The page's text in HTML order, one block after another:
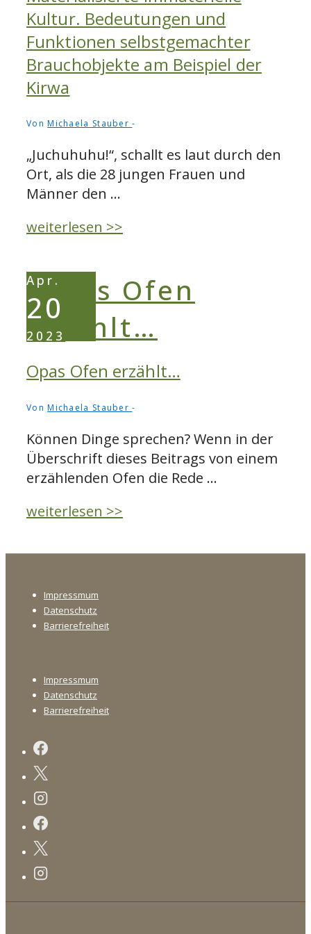
Kultur. Bedeutungen und
Funktionen selbstgemachter
Brauchobjekte am Beispiel der
Kirwa
VonMichaela Stauber
„Juchuhuhu!“, schallt es laut durch den
Ort, als die 28 jungen Frauen und
Männer den …
Materialisierte
Bedeutungen
und
Funktionen
selbstgemachter
Brauchobjekte
am
Beispiel
Kirwa
weiterlesen >>
Apr.
20
2023
Opas Ofen erzählt…
VonMichaela Stauber
Können Dinge sprechen? Wenn in der
Überschrift dieses Beitrags von einem
erzählenden Ofen die Rede …
Opas
erzählt…
weiterlesen >>
MenüImpressmum
Datenschutz
Barrierefreiheit
MenüImpressmum
Datenschutz
Barrierefreiheit